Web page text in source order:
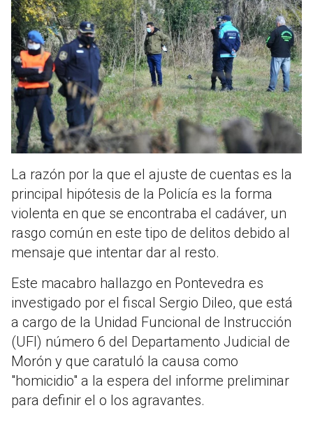
La razón por la que el ajuste de cuentas es la
principal hipótesis de la Policía es la forma
violenta en que se encontraba el cadáver, un
rasgo común en este tipo de delitos debido al
mensaje que intentar dar al resto.
Este macabro hallazgo en Pontevedra es
investigado por el fiscal Sergio Dileo, que está
a cargo de la Unidad Funcional de Instrucción
(UFI) número 6 del Departamento Judicial de
Morón y que caratuló la causa como
"homicidio" a la espera del informe preliminar
para definir el o los agravantes.